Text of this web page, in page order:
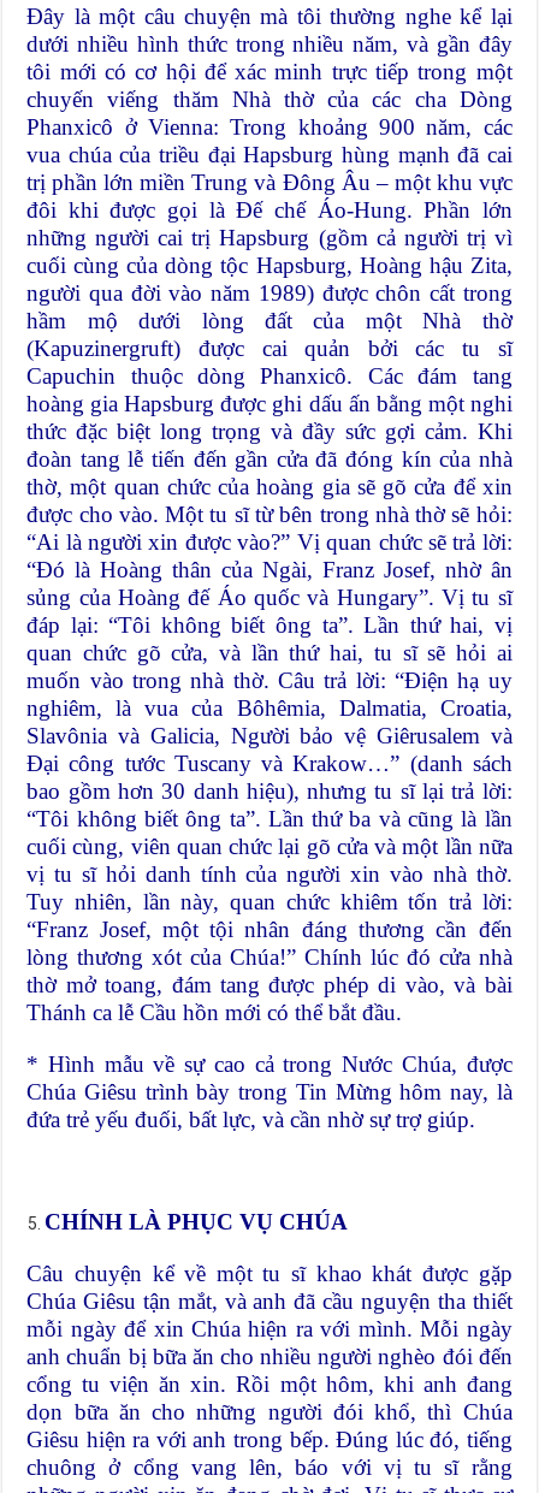
Đây là một câu chuyện mà tôi thường nghe kể lại
dưới nhiều hình thức trong nhiều năm, và gần đây
tôi mới có cơ hội để xác minh trực tiếp trong một
chuyến viếng thăm Nhà thờ của các cha Dòng
Phanxicô ở Vienna: Trong khoảng 900 năm, các
vua chúa của triều đại Hapsburg hùng mạnh đã cai
trị phần lớn miền Trung và Đông Âu – một khu vực
đôi khi được gọi là Đế chế Áo-Hung. Phần lớn
những người cai trị Hapsburg (gồm cả người trị vì
cuối cùng của dòng tộc Hapsburg, Hoàng hậu Zita,
người qua đời vào năm 1989) được chôn cất trong
hầm mộ dưới lòng đất của một Nhà thờ
(Kapuzinergruft) được cai quản bởi các tu sĩ
Capuchin thuộc dòng Phanxicô. Các đám tang
hoàng gia Hapsburg được ghi dấu ấn bằng một nghi
thức đặc biệt long trọng và đầy sức gợi cảm. Khi
đoàn tang lễ tiến đến gần cửa đã đóng kín của nhà
thờ, một quan chức của hoàng gia sẽ gõ cửa để xin
được cho vào. Một tu sĩ từ bên trong nhà thờ sẽ hỏi:
“Ai là người xin được vào?” Vị quan chức sẽ trả lời:
“Đó là Hoàng thân của Ngài, Franz Josef, nhờ ân
sủng của Hoàng đế Áo quốc và Hungary”. Vị tu sĩ
đáp lại: “Tôi không biết ông ta”. Lần thứ hai, vị
quan chức gõ cửa, và lần thứ hai, tu sĩ sẽ hỏi ai
muốn vào trong nhà thờ. Câu trả lời: “Điện hạ uy
nghiêm, là vua của Bôhêmia, Dalmatia, Croatia,
Slavônia và Galicia, Người bảo vệ Giêrusalem và
Đại công tước Tuscany và Krakow…” (danh sách
bao gồm hơn 30 danh hiệu), nhưng tu sĩ lại trả lời:
“Tôi không biết ông ta”. Lần thứ ba và cũng là lần
cuối cùng, viên quan chức lại gõ cửa và một lần nữa
vị tu sĩ hỏi danh tính của người xin vào nhà thờ.
Tuy nhiên, lần này, quan chức khiêm tốn trả lời:
“Franz Josef, một tội nhân đáng thương cần đến
lòng thương xót của Chúa!” Chính lúc đó cửa nhà
thờ mở toang, đám tang được phép di vào, và bài
Thánh ca lễ Cầu hồn mới có thể bắt đầu.
* Hình mẫu về sự cao cả trong Nước Chúa, được
Chúa Giêsu trình bày trong Tin Mừng hôm nay, là
đứa trẻ yếu đuối, bất lực, và cần nhờ sự trợ giúp.
CHÍNH LÀ PHỤC VỤ CHÚA
Câu chuyện kể về một tu sĩ khao khát được gặp
Chúa Giêsu tận mắt, và anh đã cầu nguyện tha thiết
mỗi ngày để xin Chúa hiện ra với mình. Mỗi ngày
anh chuẩn bị bữa ăn cho nhiều người nghèo đói đến
cổng tu viện ăn xin. Rồi một hôm, khi anh đang
dọn bữa ăn cho những người đói khổ, thì Chúa
Giêsu hiện ra với anh trong bếp. Đúng lúc đó, tiếng
chuông ở cổng vang lên, báo với vị tu sĩ rằng